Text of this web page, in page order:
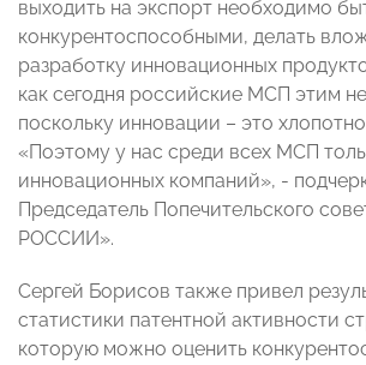
выходить на экспорт необходимо
конкурентоспособными, делать
разработку инновационных
как сегодня российские МСП этим
поскольку инновации – это
«Поэтому у нас среди всех МСП
инновационных компаний», -
Председатель Попечительского
РОССИИ».
Сергей Борисов также привел
статистики патентной активности
которую можно оценить